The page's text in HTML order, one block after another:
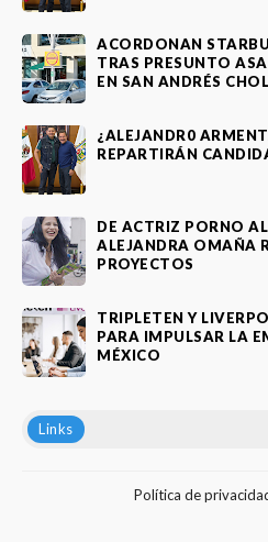
ACORDONAN
TRAS PRESUNTO
EN SAN ANDRÉS
¿ALEJANDR0
REPARTIRÁN
DE ACTRIZ PORNO
ALEJANDRA OMAÑA
PROYECTOS
TRIPLETEN Y
PARA IMPULSAR LA
MÉXICO
Links
Política de